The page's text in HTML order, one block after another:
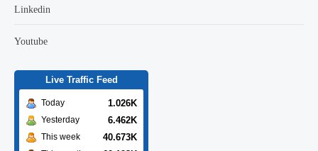
Linkedin
Youtube
Live Traffic Feed
Today 1.026K
Yesterday 6.462K
This week 40.673K